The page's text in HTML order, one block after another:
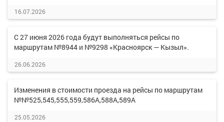
16.07.2026
С 27 июня 2026 года будут выполняться рейсы по
маршрутам №8944 и №9298 «Красноярск — Кызыл».
26.06.2026
Изменения в стоимости проезда на рейсы по маршрутам
№№525,545,555,559,586А,588А,589А
25.05.2026